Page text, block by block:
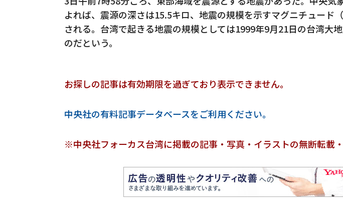
よれば、震源の深さは15.5キロ、地震の規模を示すマグニチュード
される。台湾で起きる地震の規模としては1999年9月21日の台湾大
のだという。
お探しの記事は有効期限を過ぎており表示できません。
中央社の有料記事データベースをご利用ください。
※中央社フォーカス台湾に掲載の記事・写真・イラストの無断転載